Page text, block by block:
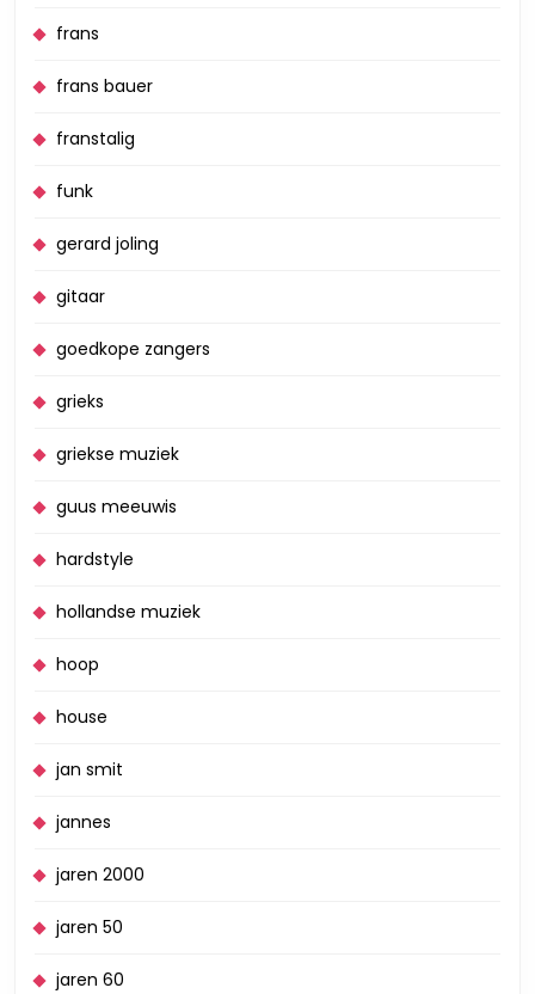
frans
frans bauer
franstalig
funk
gerard joling
gitaar
goedkope zangers
grieks
griekse muziek
guus meeuwis
hardstyle
hollandse muziek
hoop
house
jan smit
jannes
jaren 2000
jaren 50
jaren 60